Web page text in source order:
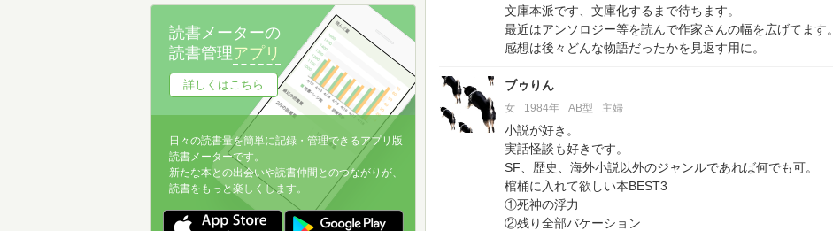
文庫本派です、文庫化するまで待ちます。
最近はアンソロジー等を読んで作家さんの幅を広げてます。
感想は後々どんな物語だったかを見返す用に。
ブゥりん
女 1984年 AB型 主婦
小説が好き。
実話怪談も好きです。
SF、歴史、海外小説以外のジャンルであれば何でも可。
棺桶に入れて欲しい本BEST3
①死神の浮力
②残り全部バケーション
読書メーターの
読書管理アプリ
詳しくはこちら
日々の読書量を簡単に記録・管理できるアプリ版
読書メーターです。
新たな本との出会いや読書仲間とのつながりが、
読書をもっと楽しくします。